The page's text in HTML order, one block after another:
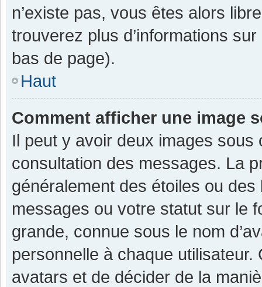
n’existe pas, vous êtes alors
trouverez plus d’informations
bas de page).
Haut
Comment afficher une image
Il peut y avoir deux images sous
consultation des messages. La
généralement des étoiles ou
messages ou votre statut sur le
grande, connue sous le nom
personnelle à chaque utilisateur.
avatars et de décider de la